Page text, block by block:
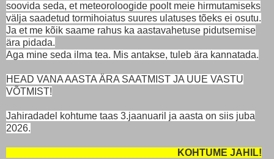
soovida seda, et meteoroloogide poolt meie hirmutamiseks
välja saadetud tormihoiatus suures ulatuses tõeks ei osutu.
Ja et me kõik saame rahus ka aastavahetuse pidutsemise
ära pidada.
Aga mine seda ilma tea. Mis antakse, tuleb ära kannatada.
HEAD VANA AASTA ÄRA SAATMIST JA UUE VASTU
VÕTMIST!
Jahiradadel kohtume taas 3.jaanuaril ja aasta on siis juba
2026.
KOHTUME JAHIL!